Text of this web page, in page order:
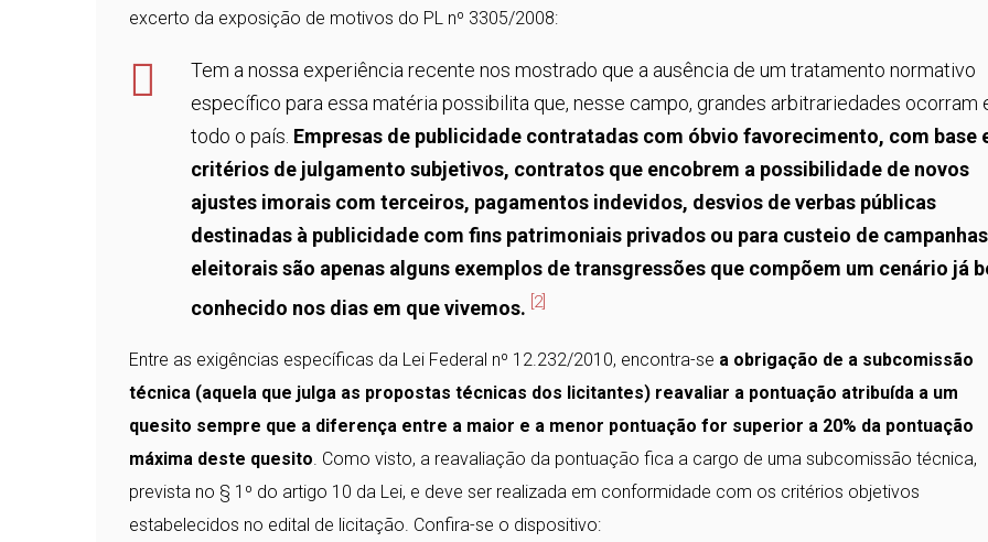
excerto da exposição de motivos do PL nº 3305/2008:
Tem a nossa experiência recente nos mostrado que a ausência de um tratamento normativo
específico para essa matéria possibilita que, nesse campo, grandes arbitrariedades ocorram
todo o país. Empresas de publicidade contratadas com óbvio favorecimento, com base
critérios de julgamento subjetivos, contratos que encobrem a possibilidade de novos
ajustes imorais com terceiros, pagamentos indevidos, desvios de verbas públicas
destinadas à publicidade com fins patrimoniais privados ou para custeio de campanhas
eleitorais são apenas alguns exemplos de transgressões que compõem um cenário já
conhecido nos dias em que vivemos. [2]
Entre as exigências específicas da Lei Federal nº 12.232/2010, encontra-se a obrigação de a subcomissão
técnica (aquela que julga as propostas técnicas dos licitantes) reavaliar a pontuação atribuída a um
quesito sempre que a diferença entre a maior e a menor pontuação for superior a 20% da pontuação
máxima deste quesito. Como visto, a reavaliação da pontuação fica a cargo de uma subcomissão técnica,
prevista no § 1º do artigo 10 da Lei, e deve ser realizada em conformidade com os critérios objetivos
estabelecidos no edital de licitação. Confira-se o dispositivo: